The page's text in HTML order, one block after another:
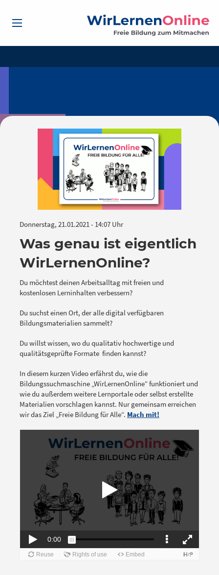
Donnerstag, 21.01.2021 - 14:07 Uhr
Was genau ist eigentlich
WirLernenOnline?
Du möchtest deinen Arbeitsalltag mit freien und
kostenlosen Lerninhalten verbessern?
Du suchst einen Ort, der alle digital verfügbaren
Bildungsmaterialien sammelt?
Du willst wissen, wo du qualitativ hochwertige und
qualitätsgeprüfte Formate finden kannst?
In diesem kurzen Video erfährst du, wie die
Bildungssuchmaschine „WirLernenOnline“ funktioniert und
wie du außerdem weitere Lernportale oder selbst erstellte
Materialien vorschlagen kannst. Nur gemeinsam erreichen
wir das Ziel „Freie Bildung für Alle“. Mach mit!